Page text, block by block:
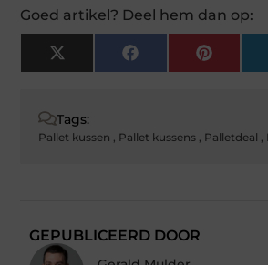
Goed artikel? Deel hem dan op:
X
(Twitter)
Facebook
Tags:
Pallet kussen , Pallet kussens , Palletdeal ,
GEPUBLICEERD DOOR